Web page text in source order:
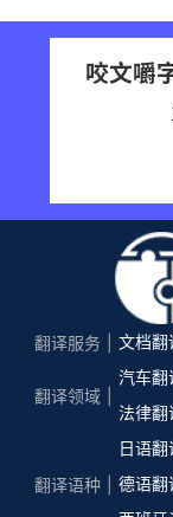
咬文嚼
翻译服务 文档翻
翻译领域
汽车翻
法律翻
翻译语种
日语翻
德语翻